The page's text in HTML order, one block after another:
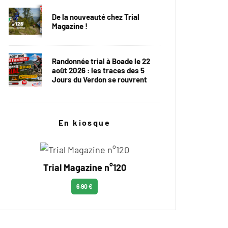
De la nouveauté chez Trial
Magazine !
Randonnée trial à Boade le 22
août 2026 : les traces des 5
Jours du Verdon se rouvrent
En kiosque
Trial Magazine n°120
6.90 €